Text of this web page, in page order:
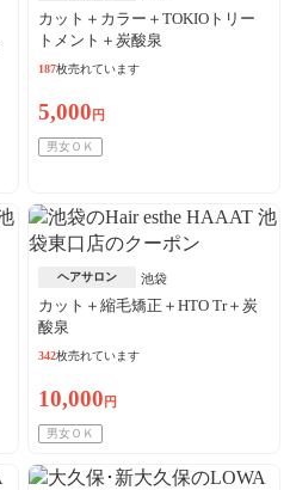
カット＋カラー＋TOKIOトリー
トメント＋炭酸泉
187枚売れています
5,000 円
男女ＯＫ
ヘアサロン 池袋
カット＋縮毛矯正＋HTO Tr＋炭
酸泉
342枚売れています
10,000 円
男女ＯＫ